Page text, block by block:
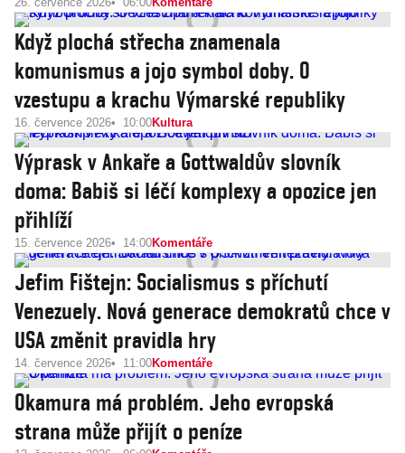
Když plochá střecha znamenala
komunismus a jojo symbol doby. O
vzestupu a krachu Výmarské republiky
16. července 2026 10:00Kultura
Výprask v Ankaře a Gottwaldův slovník
doma: Babiš si léčí komplexy a opozice jen
přihlíží
15. července 2026 14:00Komentáře
Jefim Fištejn: Socialismus s příchutí
Venezuely. Nová generace demokratů chce v
USA změnit pravidla hry
14. července 2026 11:00Komentáře
Okamura má problém. Jeho evropská
strana může přijít o peníze